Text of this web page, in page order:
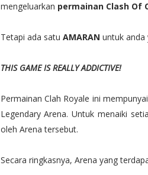
mengeluarkan permainan Clash Of
Tetapi ada satu AMARAN untuk anda
THIS GAME IS REALLY ADDICTIVE!
Permainan Clah Royale ini
Legendary Arena. Untuk menaiki
oleh Arena tersebut.
Secara ringkasnya, Arena yang